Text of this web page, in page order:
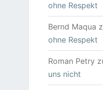
ohne Respekt
Bernd Maqua
ohne Respekt
Roman Petry
uns nicht